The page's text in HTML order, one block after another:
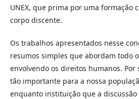
UNEX, que prima por uma formação
corpo discente.
Os trabalhos apresentados nesse
resumos simples que abordam todo
envolvendo os direitos humanos. Por
tão importante para a nossa
enquanto instituição que a discussão